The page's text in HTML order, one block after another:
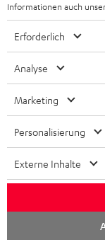
„[…] Der beste
Informationen auch
Erforderlich
Analyse
Marketing
Personalisierung
Externe Inhalte